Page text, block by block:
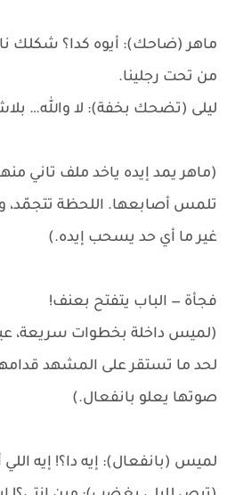
ماهر (ضاحك): أيوه كدا؟ شكلك
من تحت رجلينا.
ليلى (تضحك بخفة): لا والله…
(ماهر يمد إيده ياخد ملف تاني
تلمس أصابعها. اللحظة تتجمّد،
غير ما أي حد يسحب إيده.)
فجأة — الباب يتفتح بعنف!
(لميس داخلة بخطوات سريعة،
لحد ما تستقر على المشهد
صوتها يعلو بانفعال.)
لميس (بانفعال): إيه دا؟! إيه اللي